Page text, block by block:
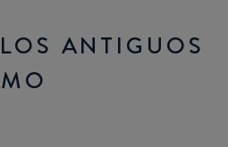
ANTIGUOS